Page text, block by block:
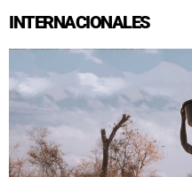
INTERNACIONALES